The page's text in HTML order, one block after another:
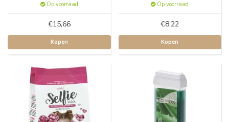
Op voorraad
€15,66
Kopen
Op voorraad
€8,22
Kopen